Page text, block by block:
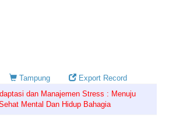
Tampung
Export Record
dan Manajemen Stress : Menuju
Mental Dan Hidup Bahagia